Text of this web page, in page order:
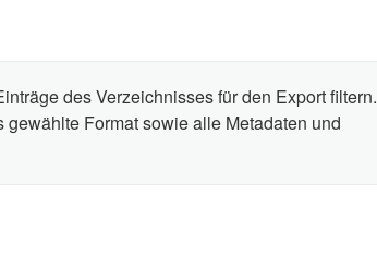
des Verzeichnisses für den Export filtern.
Format sowie alle Metadaten und